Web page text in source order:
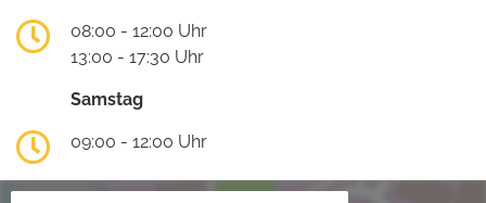
08:00 - 12:00 Uhr
13:00 - 17:30 Uhr
Samstag
09:00 - 12:00 Uhr